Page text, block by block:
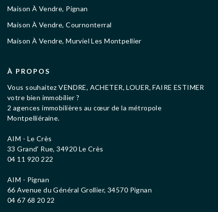
Maison À Vendre, Pignan
Maison À Vendre, Cournonterral
Maison À Vendre, Murviel Les Montpellier
À PROPOS
Vous souhaitez VENDRE, ACHETER, LOUER, FAIRE ESTIMER
votre bien immobilier ?
2 agences immobilières au cœur de la métropole
Montpelliéraine.
AIM - Le Crès
33 Grand' Rue, 34920 Le Crès
04 11 920 222
AIM - Pignan
66 Avenue du Général Grollier, 34570 Pignan
04 67 68 20 22